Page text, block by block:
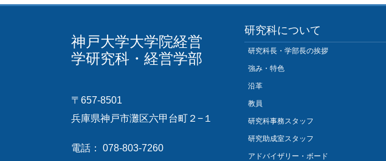
神戸大学大学院経営
学研究科・経営学部
〒657-8501
兵庫県神戸市灘区六甲台町２−１
電話： 078-803-7260
研究科について
研究科長・学部長の挨拶
強み・特色
沿革
教員
研究科事務スタッフ
研究助成室スタッフ
アドバイザリー・ボード